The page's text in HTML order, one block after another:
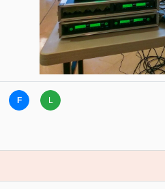
F L